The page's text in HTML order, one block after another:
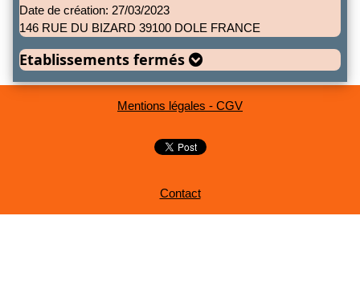
Date de création: 27/03/2023
146 RUE DU BIZARD 39100 DOLE FRANCE
Etablissements fermés
Mentions légales - CGV
Contact